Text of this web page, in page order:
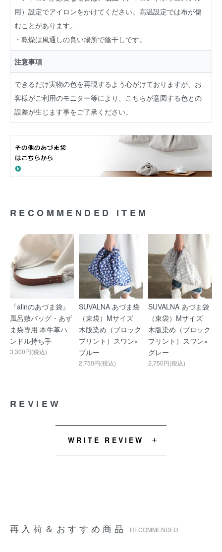
用）設定でアイロンをかけてください。高温設定では布が傷
むことがあります。
・乾燥は風通しの良い場所で陰干しです。
注意事項
できるだけ実物の色を再現するよう心がけておりますが、お
客様がご利用のモニター等により、こちらが意図する色との
誤差が生じます事をご了承ください。
RECOMMENDED ITEM
『alinのあづま袋』
風呂敷バッグ・あず
ま袋専用 本牛革ハ
ンドル持ち手
3,300円(税込)
SUVALNA あづま袋
（東袋）Mサイズ
木版染め（ブロック
プリント）スワン×
ブルー
2,750円(税込)
SUVALNA あづま袋
（東袋）Mサイズ
木版染め（ブロック
プリント）スワン×
グレー
2,750円(税込)
REVIEW
WRITE REVIEW
再入荷＆おすすめ商品 RECOMMENDED